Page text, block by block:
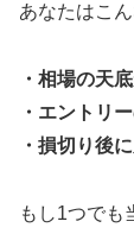
あなたはこ
・相場の天
・エントリ
・損切り後
もし1つでも